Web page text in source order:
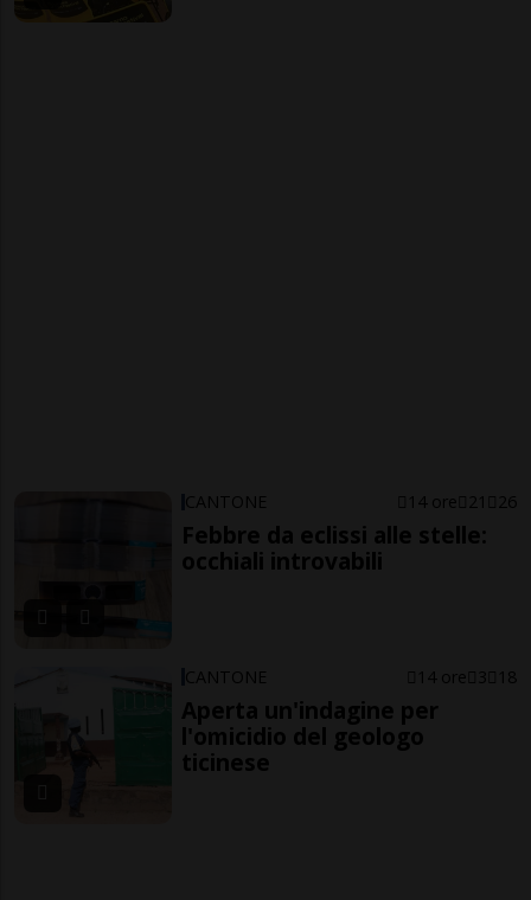
CANTONE 14 ore 21 26
Febbre da eclissi alle stelle:
occhiali introvabili
CANTONE 14 ore 3 18
Aperta un'indagine per
l'omicidio del geologo
ticinese